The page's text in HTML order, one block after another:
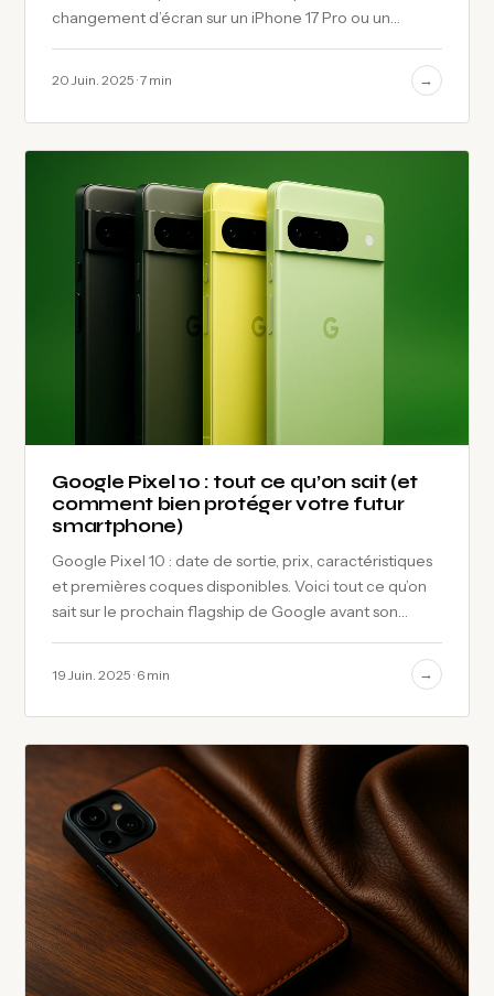
changement d’écran sur un iPhone 17 Pro ou un
20 Juin. 2025 · 7 min →
Google Pixel 10 : tout ce qu’on sait (et
comment bien protéger votre futur
smartphone)
Google Pixel 10 : date de sortie, prix, caractéristiques
et premières coques disponibles. Voici tout ce qu’on
sait sur le prochain flagship de Google avant son
19 Juin. 2025 · 6 min →